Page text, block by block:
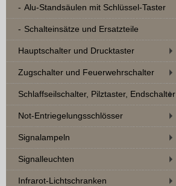
Alu-Standsäulen mit Schlüssel-Taster
Schalteinsätze und Ersatzteile
Hauptschalter und Drucktaster
Zugschalter und Feuerwehrschalter
Schlaffseilschalter, Pilztaster, Endschalter
Not-Entriegelungsschlösser
Signalampeln
Signalleuchten
Infrarot-Lichtschranken